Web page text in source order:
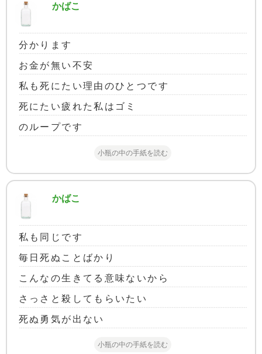
かばこ
分かります
お金が無い不安
私も死にたい理由のひとつです
死にたい疲れた私はゴミ
のループです
小瓶の中の手紙を読む
かばこ
私も同じです
毎日死ぬことばかり
こんなの生きてる意味ないから
さっさと殺してもらいたい
死ぬ勇気が出ない
小瓶の中の手紙を読む